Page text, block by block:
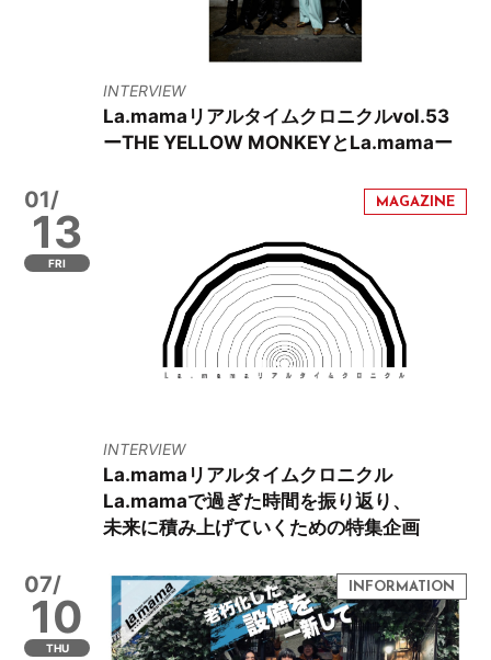
INTERVIEW
La.mamaリアルタイムクロニクルvol.53
ーTHE YELLOW MONKEYとLa.mamaー
01/
13
FRI
INTERVIEW
La.mamaリアルタイムクロニクル
La.mamaで過ぎた時間を振り返り、
未来に積み上げていくための特集企画
07/
10
THU